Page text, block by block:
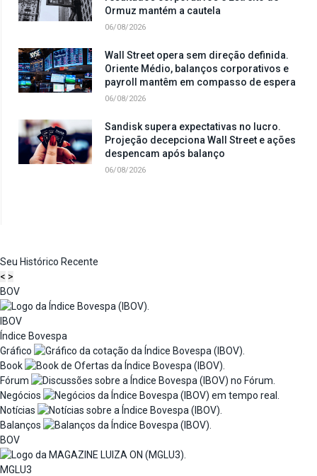
Ormuz mantém a cautela
06/08/2026
Wall Street opera sem direção definida.
Oriente Médio, balanços corporativos e
payroll mantêm em compasso de espera
06/08/2026
Sandisk supera expectativas no lucro.
Projeção decepciona Wall Street e ações
despencam após balanço
06/08/2026
Seu Histórico Recente
< >
BOV
IBOV
Índice Bovespa
Gráfico
Book
Fórum
Negócios
Notícias
Balanços
BOV
MGLU3